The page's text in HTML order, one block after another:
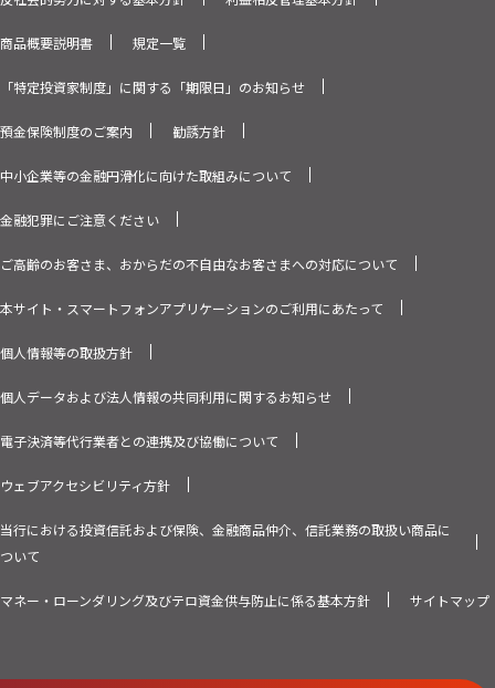
商品概要説明書 規定一覧
「特定投資家制度」に関する「期限日」のお知らせ
預金保険制度のご案内 勧誘方針
中小企業等の金融円滑化に向けた取組みについて
金融犯罪にご注意ください
ご高齢のお客さま、おからだの不自由なお客さまへの対応について
本サイト・スマートフォンアプリケーションのご利用にあたって
個人情報等の取扱方針
個人データおよび法人情報の共同利用に関するお知らせ
電子決済等代行業者との連携及び協働について
ウェブアクセシビリティ方針
当行における投資信託および保険、金融商品仲介、信託業務の取扱い商品に
ついて
マネー・ローンダリング及びテロ資金供与防止に係る基本方針 サイトマップ